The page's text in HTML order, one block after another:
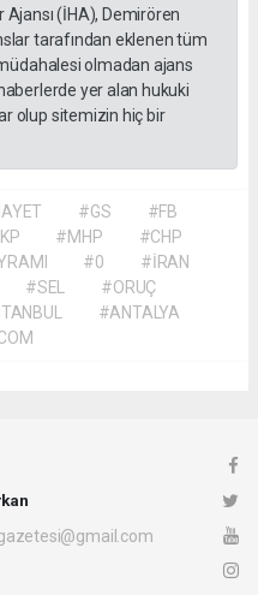
(İHA), Demirören
tarafından eklenen tüm
olmadan ajans
yer alan hukuki
olup sitemizin hiç bir
#GS
#FB
#MHP
#CHP
#0
#İRAN
#SEL
#ORUÇ
#ANTALYA